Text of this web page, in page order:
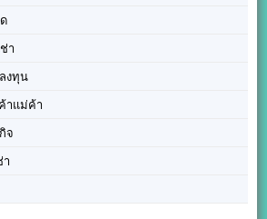
า
งทุน
าแม่ค้า
จ
า